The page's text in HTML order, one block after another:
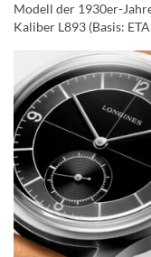
Modell der 1930er-
Kaliber L893 (Basis: